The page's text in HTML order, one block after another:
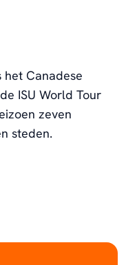
Canadese
ISU World Tour
zeven
steden.